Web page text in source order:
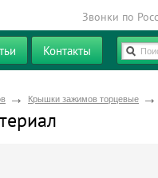
Звонки по
Контакты
Крышки зажимов торцевые